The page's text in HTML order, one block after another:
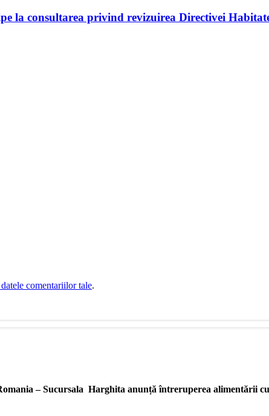
la consultarea privind revizuirea Directivei
comentariilor tale.
– Sucursala Harghita anunță întreruperea alimentării